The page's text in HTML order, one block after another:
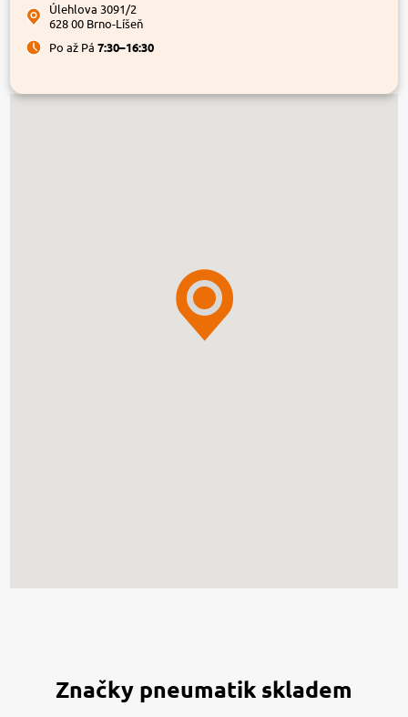
Úlehlova 3091/2
628 00 Brno-Líšeň
Po až Pá7:30–16:30
Značky pneumatik skladem